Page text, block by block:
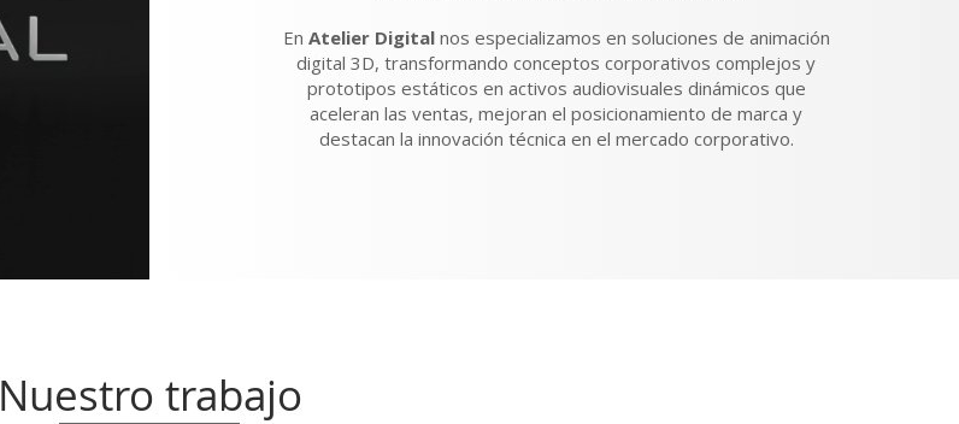
En Atelier Digitalnos especializamos en soluciones de animación
digital 3D, transformando conceptos corporativos complejos y
prototipos estáticos en activos audiovisuales dinámicos que
aceleran las ventas, mejoran el posicionamiento de marca y
destacan la innovación técnica en el mercado corporativo.
Nuestro trabajo